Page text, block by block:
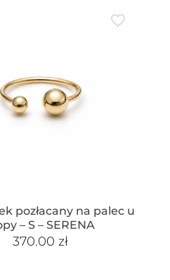
pozłacany na palec u
– S – SERENA
370.00 zł